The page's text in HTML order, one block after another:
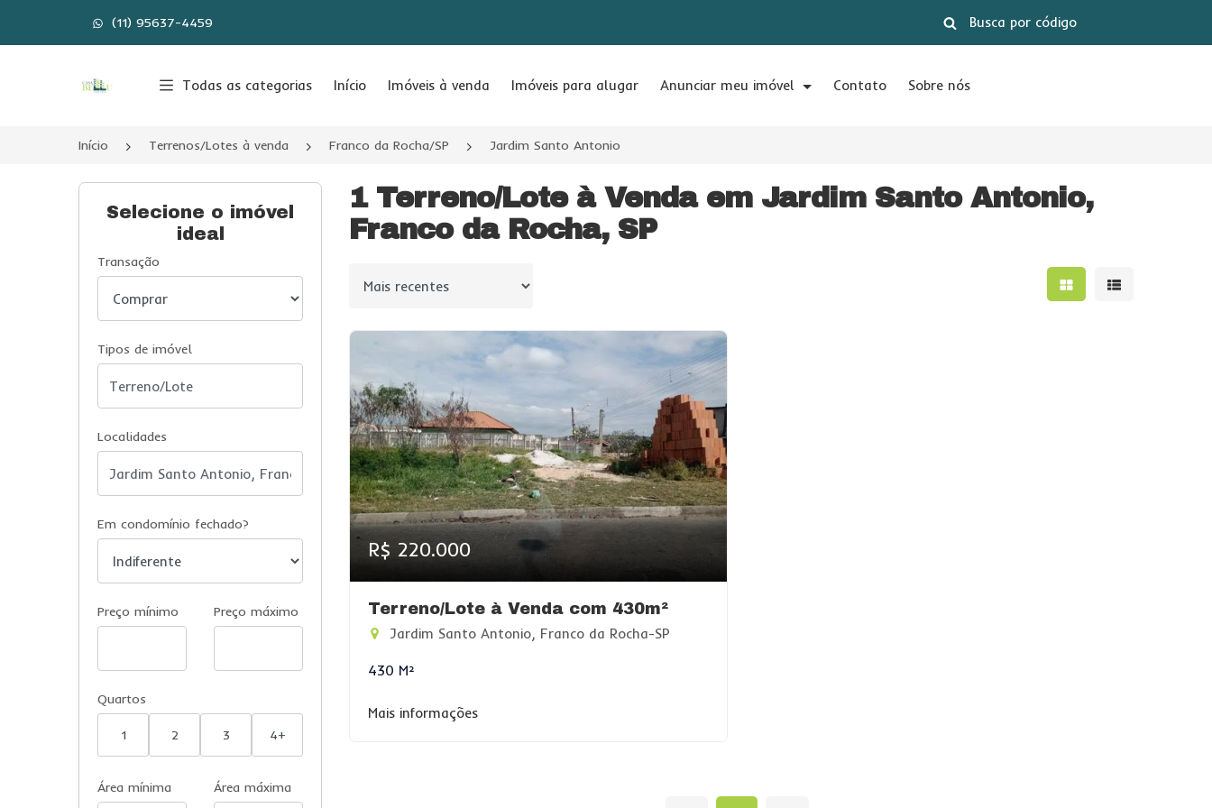
(11) 95637-4459
Página inicial
Todas as categorias Início Imóveis à venda Imóveis para alugar Anunciar meu imóvel Contato Sobre nós
Início Terrenos/Lotes à venda Franco da Rocha/SP Jardim Santo Antonio
Selecione o imóvel
ideal
Transação
Tipos de imóvel
Localidades
Em condomínio fechado?
Preço mínimo Preço máximo
Quartos
1 2 3 4+
Área mínima Área máxima
1 Terreno/Lote à Venda em Jardim Santo Antonio,
Franco da Rocha, SP
Ordenar por Mostrar resultados
Mostrar
R$ 220.000
Terreno/Lote à Venda com 430m²
Jardim Santo Antonio, Franco da Rocha-SP
430 M²
Mais informações